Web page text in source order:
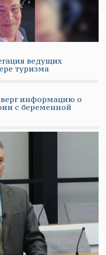
ведущих
туризма
информацию о
с беременной